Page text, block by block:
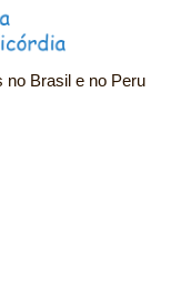
Brasil e no Peru